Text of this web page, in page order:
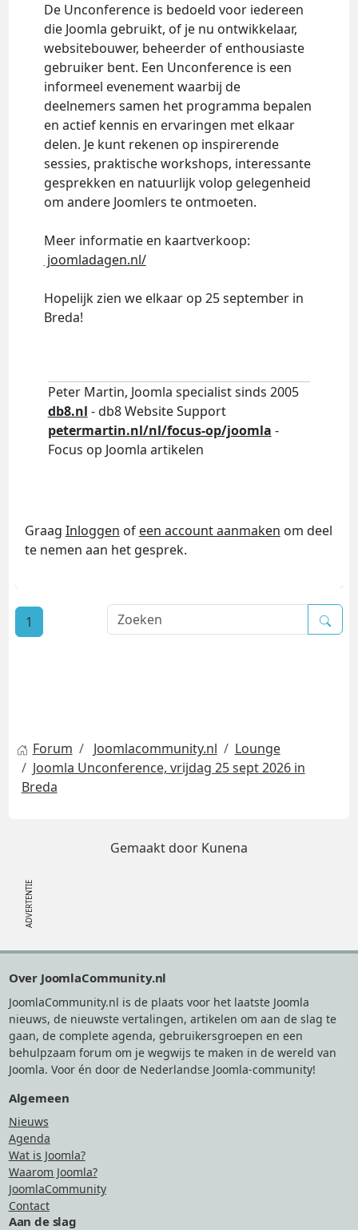
De Unconference is bedoeld voor iedereen
die Joomla gebruikt, of je nu ontwikkelaar,
websitebouwer, beheerder of enthousiaste
gebruiker bent. Een Unconference is een
informeel evenement waarbij de
deelnemers samen het programma bepalen
en actief kennis en ervaringen met elkaar
delen. Je kunt rekenen op inspirerende
sessies, praktische workshops, interessante
gesprekken en natuurlijk volop gelegenheid
om andere Joomlers te ontmoeten.
Meer informatie en kaartverkoop:
joomladagen.nl/
Hopelijk zien we elkaar op 25 september in
Breda!
Peter Martin, Joomla specialist sinds 2005
db8.nl - db8 Website Support
petermartin.nl/nl/focus-op/joomla -
Focus op Joomla artikelen
Graag Inloggen of een account aanmaken om deel
te nemen aan het gesprek.
1
Forum Joomlacommunity.nl
Lounge
Joomla Unconference, vrijdag 25 sept 2026 in
Breda
Gemaakt door Kunena
Over JoomlaCommunity.nl
JoomlaCommunity.nl is de plaats voor het laatste Joomla
nieuws, de nieuwste vertalingen, artikelen om aan de slag te
gaan, de complete agenda, gebruikersgroepen en een
behulpzaam forum om je wegwijs te maken in de wereld van
Joomla. Voor én door de Nederlandse Joomla-community!
Algemeen
Nieuws
Agenda
Wat is Joomla?
Waarom Joomla?
JoomlaCommunity
Contact
Aan de slag